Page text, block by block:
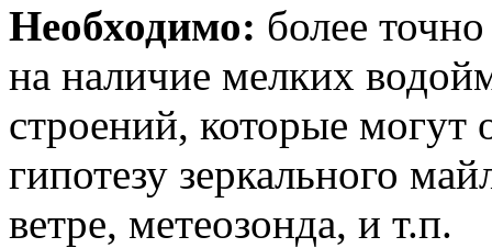
Необходимо: более
на наличие мелких
строений, которые могут
гипотезу зеркального
ветре, метеозонда, и т.п.